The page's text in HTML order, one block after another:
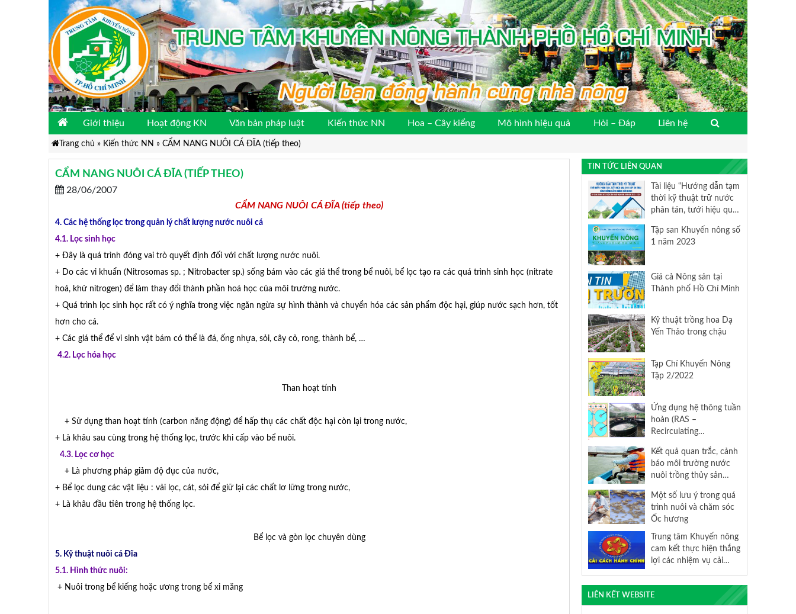
Giới thiệu Hoạt động KN Văn bản pháp luật Kiến thức NN Hoa – Cây kiểng Mô hình hiệu quả Hỏi – Đáp Liên hệ
Trang chủ » Kiến thức NN » CẨM NANG NUÔI CÁ ĐĨA (tiếp theo)
CẨM NANG NUÔI CÁ ĐĨA (TIẾP THEO)
28/06/2007
CẨM NANG NUÔI CÁ ĐĨA (tiếp theo)
4. Các hệ thống lọc trong quản lý chất lượng nước nuôi cá
4.1. Lọc sinh học
+ Đây là quá trình đóng vai trò quyết định đối với chất lượng nước nuôi.
+ Do các vi khuẩn (Nitrosomas sp. ; Nitrobacter sp.) sống bám vào các giá thể trong bể nuôi, bể lọc tạo ra các quá trình sinh học (nitrate
hoá, khử nitrogen) để làm thay đổi thành phần hoá học của môi trường nước.
+ Quá trình lọc sinh học rất có ý nghĩa trong việc ngăn ngừa sự hình thành và chuyển hóa các sản phẩm độc hại, giúp nước sạch hơn, tốt
hơn cho cá.
+ Các giá thể để vi sinh vật bám có thể là đá, ống nhựa, sỏi, cây cỏ, rong, thành bể, …
4.2. Lọc hóa học
Than hoạt tính
+ Sử dụng than hoạt tính (carbon năng động) để hấp thụ các chất độc hại còn lại trong nước,
+ Là khâu sau cùng trong hệ thống lọc, trước khi cấp vào bể nuôi.
4.3. Lọc cơ học
+ Là phương pháp giảm độ đục của nước,
+ Bể lọc dung các vật liệu : vải lọc, cát, sỏi để giữ lại các chất lơ lững trong nước,
+ Là khâu đầu tiên trong hệ thống lọc.
Bể lọc và gòn lọc chuyên dùng
5. Kỹ thuật nuôi cá Đĩa
5.1. Hình thức nuôi:
+ Nuôi trong bể kiếng hoặc ương trong bể xi măng
TIN TỨC LIÊN QUAN
Tài liệu “Hướng dẫn tạm
thời kỹ thuật trữ nước
phân tán, tưới hiệu quả
đồng bằng sông Cửu
Long (áp dụng trong
2024)
Tập san Khuyến nông số
1 năm 2023
Giá cả Nông sản tại
Thành phố Hồ Chí Minh
Kỹ thuật trồng hoa Dạ
Yến Thảo trong chậu
Tạp Chí Khuyến Nông
Tập 2/2022
Ứng dụng hệ thông tuần
hoàn (RAS –
Recirculating
trong nuôi lươn đồng và
một số đối tượng thủy
sản khác tại Thành phố
Hồ Chí Minh
Kết quả quan trắc, cảnh
báo môi trường nước
nuôi trồng thủy sản
08/11/2022)
Một số lưu ý trong quá
trình nuôi và chăm sóc
Ốc hương
Trung tâm Khuyến nông
cam kết thực hiện thắng
lợi các nhiệm vụ cải
2021
LIÊN KẾT WEBSITE